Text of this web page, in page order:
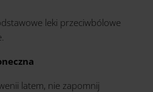
leki przeciwbólowe
latem, nie zapomnij